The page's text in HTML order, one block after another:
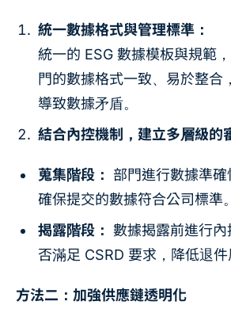
統一數據格式與管理標準：
統一的 ESG 數據模板與規範
門的數據格式一致、易於整合
導致數據矛盾。
結合內控機制，建立多層級的
蒐集階段：
部門進行數據準確
確保提交的數據符合公司標準。
揭露階段： 數據揭露前進行
否滿足 CSRD 要求，降低退件
方法二：加強供應鏈透明化